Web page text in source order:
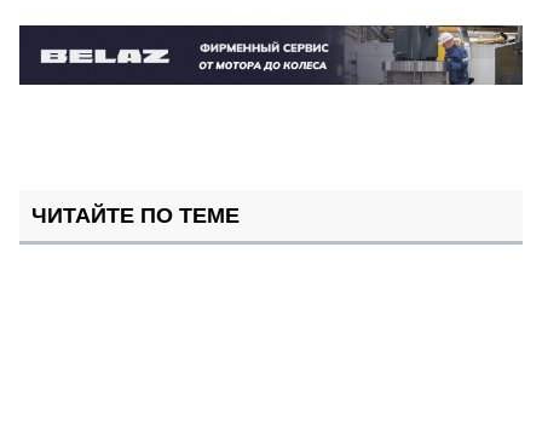
ЧИТАЙТЕ ПО ТЕМЕ